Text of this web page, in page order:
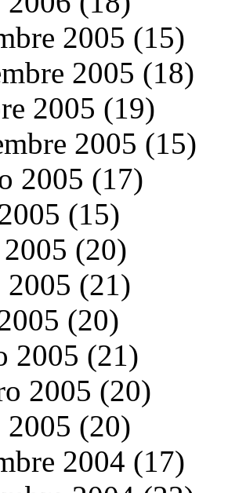
2005 (15)
2005 (18)
2005 (19)
2005 (15)
2005 (17)
(15)
(20)
2005 (21)
(20)
2005 (21)
2005 (20)
2005 (20)
2004 (17)